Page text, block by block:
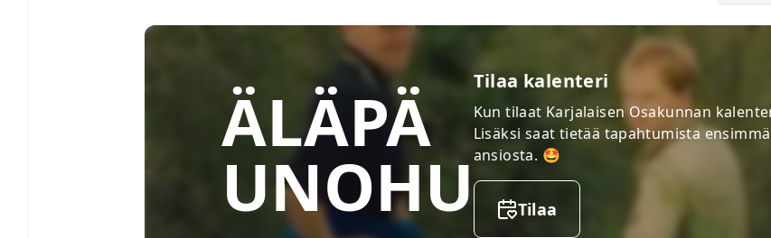
Rea Kinnunen
PUUKELLON TOIMITUSSIHTEERI
PUUKELLON TOIMITUSSIHTEERI
PUUKELLON PÄÄTOIMITTAJA
ÄLÄPÄ
UNOHU
Tilaa kalenteri
Kun tilaat Karjalaisen Osakunnan
Lisäksi saat tietää tapahtumista
ansiosta. 🤩
Tilaa
Google Kalenteri (ohje)
iCloud-kalenteritilaus